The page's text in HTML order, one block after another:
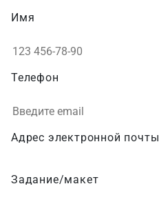
Имя
Телефон
Адрес электронной почты
Задание/макет